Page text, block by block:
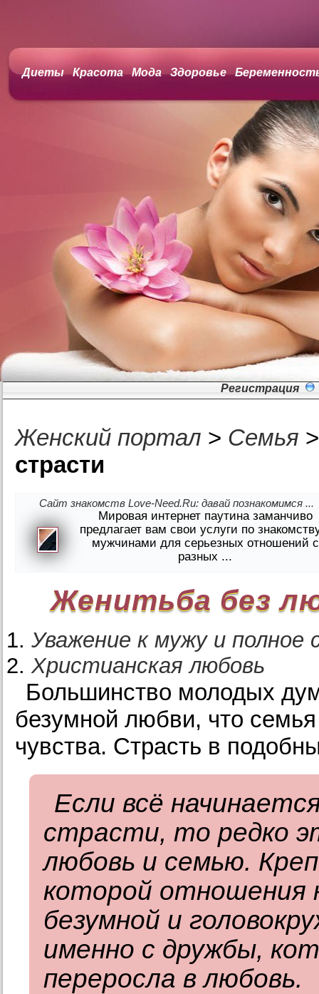
Диеты Красота Мода Здоровье
Регистрация
Женский портал > Семья
страсти
Сайт знакомств Love-Need.Ru: давай познакомимся ...
Мировая интернет паутина заманчиво
предлагает вам свои услуги по
мужчинами для серьезных отношений с
разных ...
Женитьба без
Уважение к мужу и полное
Христианская любовь
Большинство молодых
безумной любви, что семья
чувства. Страсть в
Если всё
страсти, то редко
любовь и семью.
которой отношения
безумной и
именно с дружбы,
переросла в любовь.